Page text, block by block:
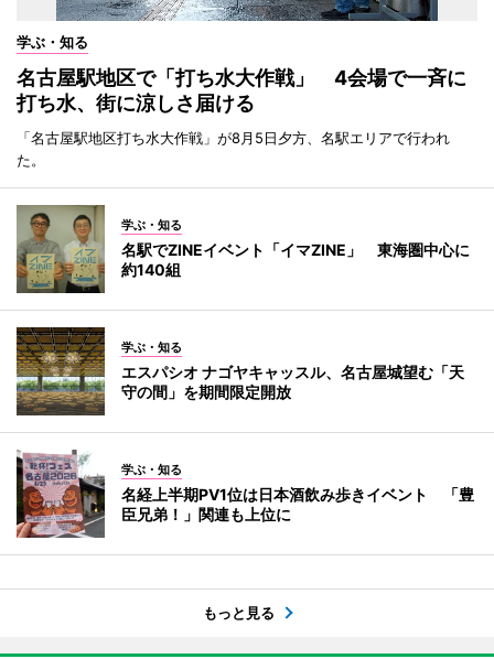
学ぶ・知る
名古屋駅地区で「打ち水大作戦」 4会場で一斉に
打ち水、街に涼しさ届ける
「名古屋駅地区打ち水大作戦」が8月5日夕方、名駅エリアで行われ
た。
学ぶ・知る
名駅でZINEイベント「イマZINE」 東海圏中心に
約140組
学ぶ・知る
エスパシオ ナゴヤキャッスル、名古屋城望む「天
守の間」を期間限定開放
学ぶ・知る
名経上半期PV1位は日本酒飲み歩きイベント 「豊
臣兄弟！」関連も上位に
もっと見る